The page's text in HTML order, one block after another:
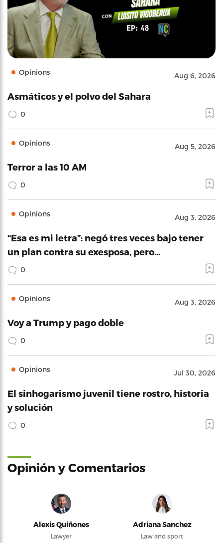
Opinions Aug 6, 2026
Asmáticos y el polvo del Sahara
0
Opinions Aug 5, 2026
Terror a las 10 AM
0
Opinions Aug 3, 2026
“Esa es mi letra”: negó tres veces bajo tener
un plan contra su exesposa, pero…
0
Opinions Aug 3, 2026
Voy a Trump y pago doble
0
Opinions Jul 30, 2026
El sinhogarismo juvenil tiene rostro, historia
y solución
0
Opinión y Comentarios
Alexis Quiñones
Lawyer
Adriana Sanchez
Law and sport